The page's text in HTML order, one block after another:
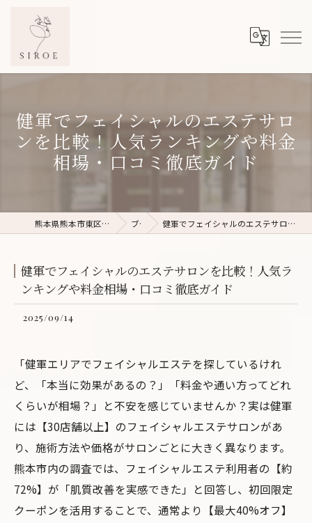
健軍でフェイシャルのエステサロ
ンを比較！人気ランキングや料金
相場・口コミ徹底ガイド
熊本県熊本市東区のフェイシャルエステならSIROE ブログ 健軍でフェイシャルのエステサロンを比較！人気ランキングや料金相場・口コミ徹底ガイド
健軍でフェイシャルのエステサロンを比較！人気ラ
ンキングや料金相場・口コミ徹底ガイド
2025/09/14
「健軍エリアでフェイシャルエステを探しているけれ
ど、「本当に効果があるの？」「料金や通い方ってどれ
くらいが相場？」と不安を感じていませんか？実は健軍
には【30店舗以上】のフェイシャルエステサロンがあ
り、施術方法や価格がサロンごとに大きく異なります。
熊本市内の調査では、フェイシャルエステ利用者の【約
72%】が「肌質改善を実感できた」と回答し、初回限定
クーポンを活用することで、通常より【最大40%オフ】